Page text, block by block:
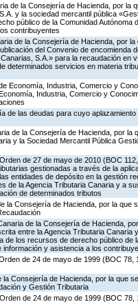
de la Consejería de Hacienda, por la
y la sociedad mercantil pública
público de la Comunidad Autónoma
contribuyentes
de la Consejería de Hacienda, por
del Convenio de encomienda
S.A.» para la recaudación en
determinados servicios en materia
Economía, Industria, Comercio y
Industria, Comercio y
de las deudas para cuyo
de la Consejería de Hacienda, por la
y la Sociedad Mercantil Pública
de 27 de mayo de 2010 (BOC
gestionadas a través de la
entidades de depósito en la gestión
la Agencia Tributaria Canaria y a
de determinados tributos
la Consejería de Hacienda, por la que
de la Consejería de Hacienda,
entre la Agencia Tributaria Canaria
los recursos de derecho público de
y asistencia a los
de 24 de mayo de 1999 (BOC 78,
Consejería de Hacienda, por la que
y Gestión Tributaria
de 24 de mayo de 1999 (BOC